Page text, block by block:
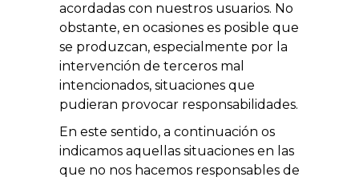
acordadas con nuestros usuarios. No
obstante, en ocasiones es posible que
se produzcan, especialmente por la
intervención de terceros mal
intencionados, situaciones que
pudieran provocar responsabilidades.
En este sentido, a continuación os
indicamos aquellas situaciones en las
que no nos hacemos responsables de